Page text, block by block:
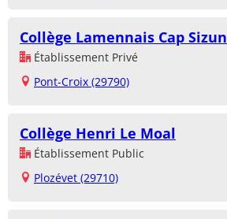
Collège Lamennais Cap Sizun
Établissement Privé
Pont-Croix (29790)
Collège Henri Le Moal
Établissement Public
Plozévet (29710)